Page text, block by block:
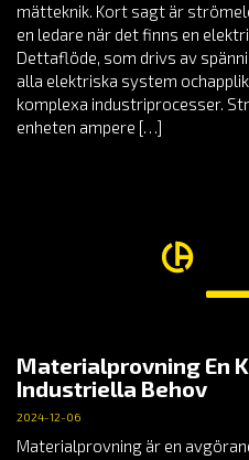
mätteknik. Kort sagt är
en ledare när det finns en
Dettaflöde, som drivs av
alla elektriska system
komplexa industriprocesser.
enheten ampere […]
Materialprovning En
Industriella Behov
2024-12-06
Materialprovning är en